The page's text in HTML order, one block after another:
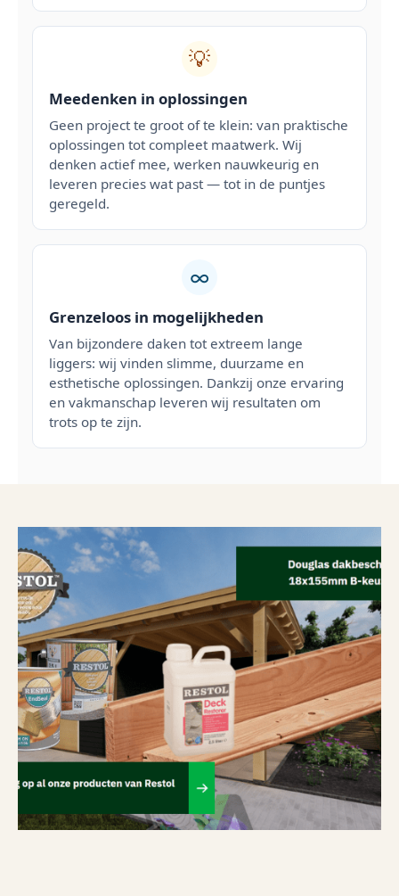
💡
Meedenken in oplossingen
Geen project te groot of te klein: van praktische
oplossingen tot compleet maatwerk. Wij
denken actief mee, werken nauwkeurig en
leveren precies wat past — tot in de puntjes
geregeld.
∞
Grenzeloos in mogelijkheden
Van bijzondere daken tot extreem lange
liggers: wij vinden slimme, duurzame en
esthetische oplossingen. Dankzij onze ervaring
en vakmanschap leveren wij resultaten om
trots op te zijn.